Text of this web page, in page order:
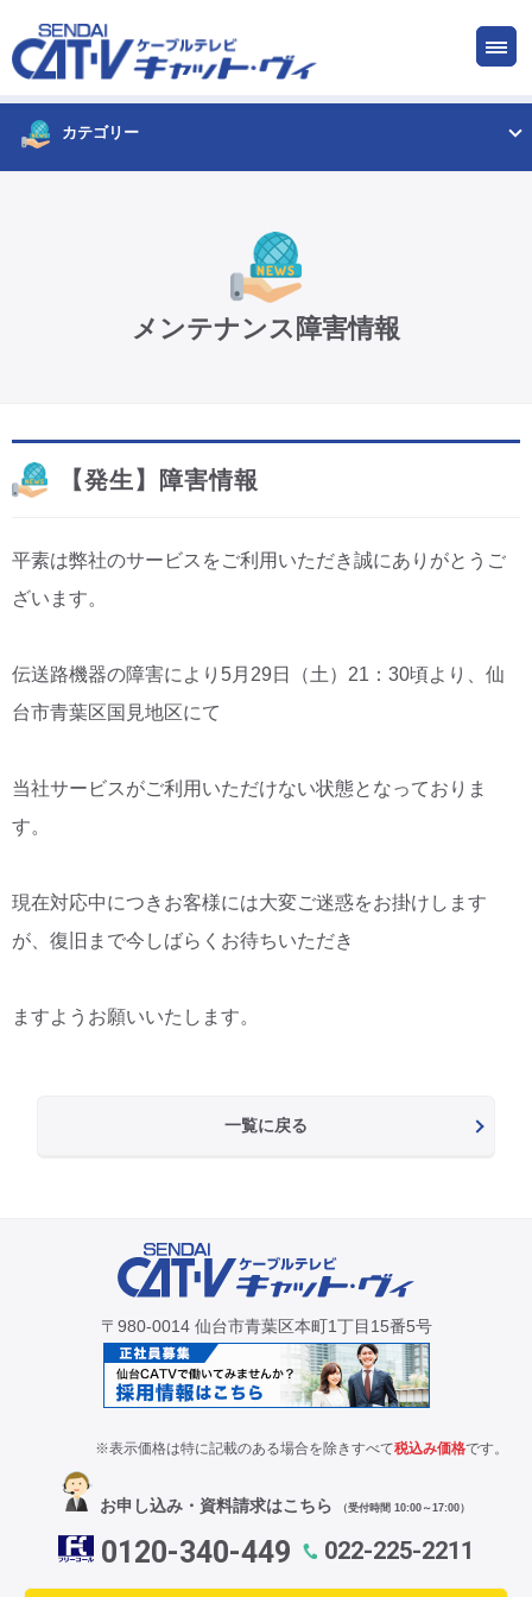
カテゴリー
メンテナンス障害情報
【発生】障害情報
平素は弊社のサービスをご利用いただき誠にありがとうご
ざいます。
伝送路機器の障害により5月29日（土）21：30頃より、仙
台市青葉区国見地区にて
当社サービスがご利用いただけない状態となっておりま
す。
現在対応中につきお客様には大変ご迷惑をお掛けします
が、復旧まで今しばらくお待ちいただき
ますようお願いいたします。
一覧に戻る
〒980-0014 仙台市青葉区本町1丁目15番5号
※表示価格は特に記載のある場合を除きすべて税込み価格です。
お申し込み・資料請求はこちら （受付時間 10:00～17:00）
0120-340-449 022-225-2211
お申し込み
ご検討中の方
サービス
CM・広告掲載